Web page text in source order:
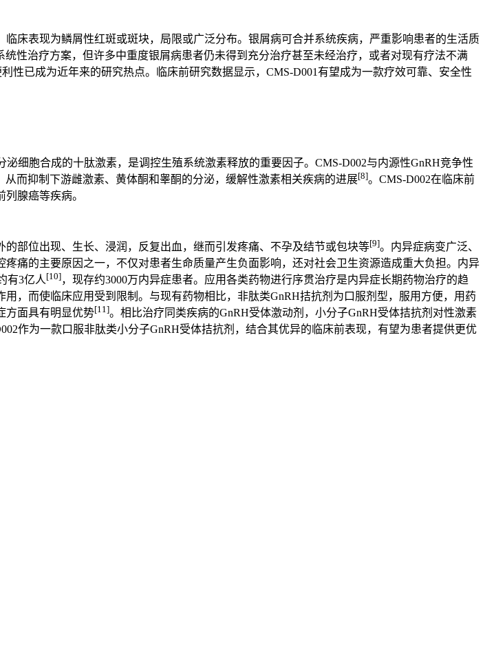
床表现为鳞屑性红斑或斑块，局限或广泛分布。银屑病可合并系统疾病，严重影响患者的生活质
性治疗方案，但许多中重度银屑病患者仍未得到充分治疗甚至未经治疗，或者对现有疗法不满
已成为近年来的研究热点。临床前研究数据显示，CMS-D001有望成为一款疗效可靠、安全性
细胞合成的十肽激素，是调控生殖系统激素释放的重要因子。CMS-D002与内源性GnRH竞争性
而抑制下游雌激素、黄体酮和睾酮的分泌，缓解性激素相关疾病的进展[8]。CMS-D002在临床前
腺癌等疾病。
部位出现、生长、浸润，反复出血，继而引发疼痛、不孕及结节或包块等[9]。内异症病变广泛、
痛的主要原因之一，不仅对患者生命质量产生负面影响，还对社会卫生资源造成重大负担。内异
有3亿人 [10]，现存约3000万内异症患者。应用各类药物进行序贯治疗是内异症长期药物治疗的趋
，而使临床应用受到限制。与现有药物相比，非肽类GnRH拮抗剂为口服剂型，服用方便，用药
方面具有明显优势[11]。相比治疗同类疾病的GnRH受体激动剂，小分子GnRH受体拮抗剂对性激素
作为一款口服非肽类小分子GnRH受体拮抗剂，结合其优异的临床前表现，有望为患者提供更优